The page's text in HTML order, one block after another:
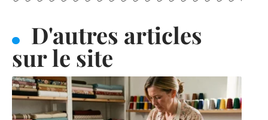
D'autres articles
sur le site